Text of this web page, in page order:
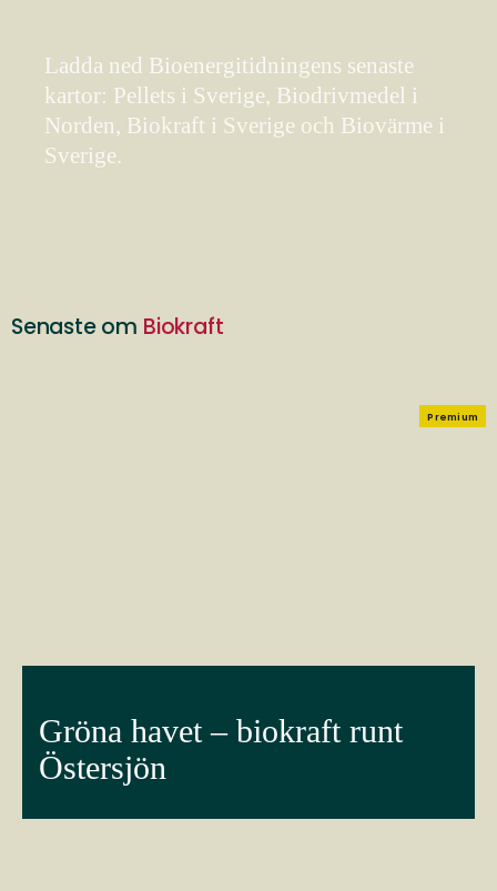
Ladda ned Bioenergitidningens senaste
kartor: Pellets i Sverige, Biodrivmedel i
Norden, Biokraft i Sverige och Biovärme i
Sverige.
Senaste om Biokraft
Premium
Gröna havet – biokraft runt
Östersjön